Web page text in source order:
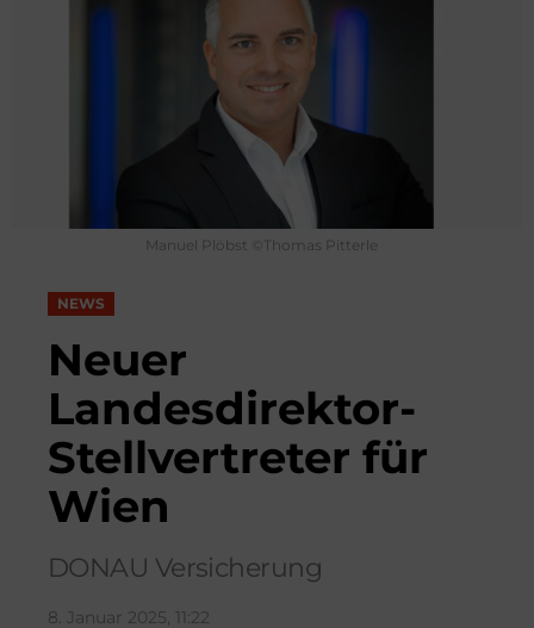
Manuel Plöbst ©Thomas Pitterle
NEWS
Neuer
Landesdirektor-
Stellvertreter für
Wien
DONAU Versicherung
8. Januar 2025, 11:22